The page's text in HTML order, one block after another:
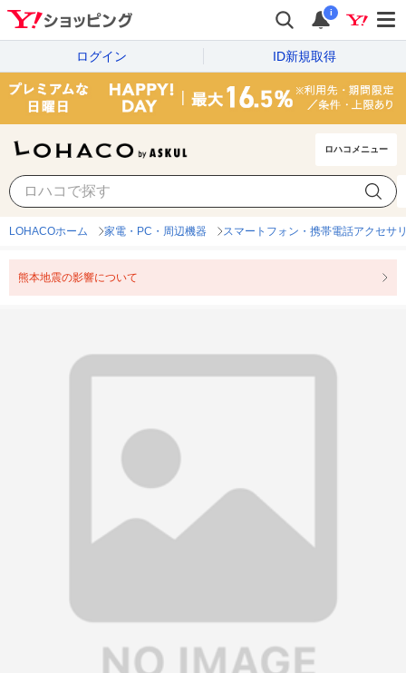
i
ログイン ID新規取得
ロハコメニュー
LOHACOホーム 家電・PC・周辺機器 スマートフォン・携帯電話アクセサ
熊本地震の影響について